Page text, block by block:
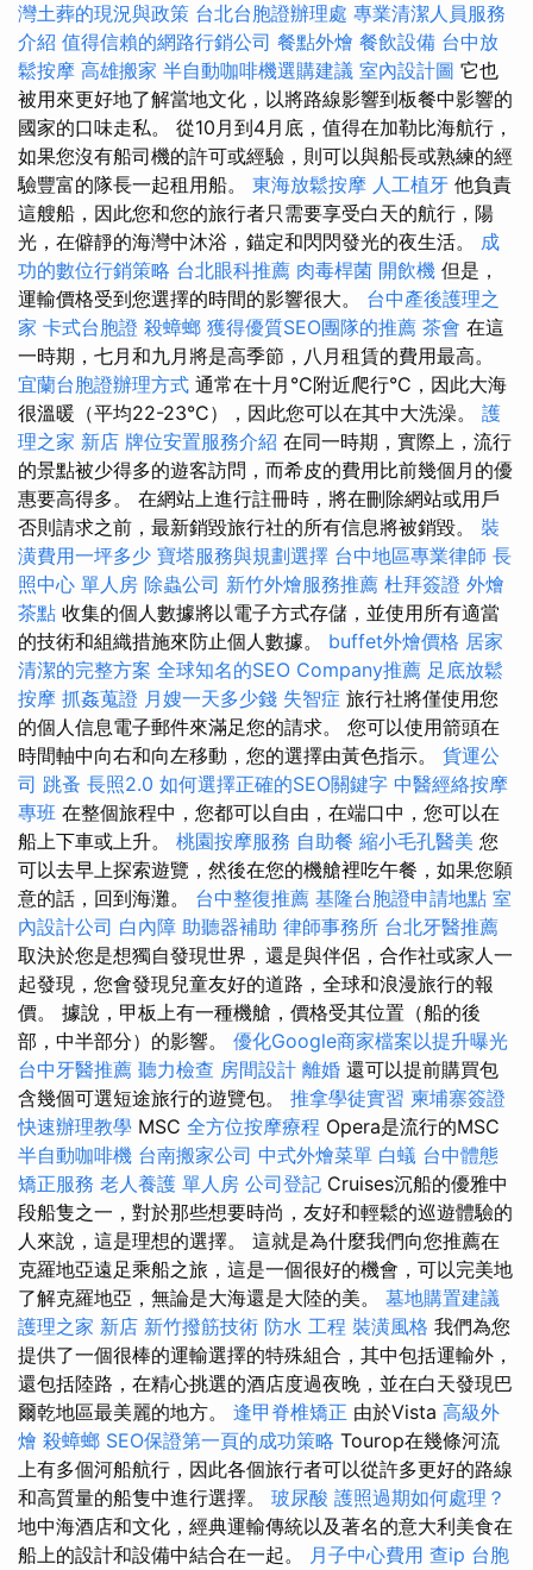
灣土葬的現況與政策 台北台胞證辦理處 專業清潔人員服務
介紹 值得信賴的網路行銷公司 餐點外燴 餐飲設備 台中放
鬆按摩 高雄搬家 半自動咖啡機選購建議 室內設計圖 它也
被用來更好地了解當地文化，以將路線影響到板餐中影響的
國家的口味走私。 從10月到4月底，值得在加勒比海航行，
如果您沒有船司機的許可或經驗，則可以與船長或熟練的經
驗豐富的隊長一起租用船。 東海放鬆按摩 人工植牙 他負責
這艘船，因此您和您的旅行者只需要享受白天的航行，陽
光，在僻靜的海灣中沐浴，錨定和閃閃發光的夜生活。 成
功的數位行銷策略 台北眼科推薦 肉毒桿菌 開飲機 但是，
運輸價格受到您選擇的時間的影響很大。 台中產後護理之
家 卡式台胞證 殺蟑螂 獲得優質SEO團隊的推薦 茶會 在這
一時期，七月和九月將是高季節，八月租賃的費用最高。
宜蘭台胞證辦理方式 通常在十月°C附近爬行°C，因此大海
很溫暖（平均22-23°C），因此您可以在其中大洗澡。 護
理之家 新店 牌位安置服務介紹 在同一時期，實際上，流行
的景點被少得多的遊客訪問，而希皮的費用比前幾個月的優
惠要高得多。 在網站上進行註冊時，將在刪除網站或用戶
否則請求之前，最新銷毀旅行社的所有信息將被銷毀。 裝
潢費用一坪多少 寶塔服務與規劃選擇 台中地區專業律師 長
照中心 單人房 除蟲公司 新竹外燴服務推薦 杜拜簽證 外燴
茶點 收集的個人數據將以電子方式存儲，並使用所有適當
的技術和組織措施來防止個人數據。 buffet外燴價格 居家
清潔的完整方案 全球知名的SEO Company推薦 足底放鬆
按摩 抓姦蒐證 月嫂一天多少錢 失智症 旅行社將僅使用您
的個人信息電子郵件來滿足您的請求。 您可以使用箭頭在
時間軸中向右和向左移動，您的選擇由黃色指示。 貨運公
司 跳蚤 長照2.0 如何選擇正確的SEO關鍵字 中醫經絡按摩
專班 在整個旅程中，您都可以自由，在端口中，您可以在
船上下車或上升。 桃園按摩服務 自助餐 縮小毛孔醫美 您
可以去早上探索遊覽，然後在您的機艙裡吃午餐，如果您願
意的話，回到海灘。 台中整復推薦 基隆台胞證申請地點 室
內設計公司 白內障 助聽器補助 律師事務所 台北牙醫推薦
取決於您是想獨自發現世界，還是與伴侶，合作社或家人一
起發現，您會發現兒童友好的道路，全球和浪漫旅行的報
價。 據說，甲板上有一種機艙，價格受其位置（船的後
部，中半部分）的影響。 優化Google商家檔案以提升曝光
台中牙醫推薦 聽力檢查 房間設計 離婚 還可以提前購買包
含幾個可選短途旅行的遊覽包。 推拿學徒實習 柬埔寨簽證
快速辦理教學 MSC 全方位按摩療程 Opera是流行的MSC
半自動咖啡機 台南搬家公司 中式外燴菜單 白蟻 台中體態
矯正服務 老人養護 單人房 公司登記 Cruises沉船的優雅中
段船隻之一，對於那些想要時尚，友好和輕鬆的巡遊體驗的
人來說，這是理想的選擇。 這就是為什麼我們向您推薦在
克羅地亞遠足乘船之旅，這是一個很好的機會，可以完美地
了解克羅地亞，無論是大海還是大陸的美。 墓地購置建議
護理之家 新店 新竹撥筋技術 防水 工程 裝潢風格 我們為您
提供了一個很棒的運輸選擇的特殊組合，其中包括運輸外，
還包括陸路，在精心挑選的酒店度過夜晚，並在白天發現巴
爾乾地區最美麗的地方。 逢甲脊椎矯正 由於Vista 高級外
燴 殺蟑螂 SEO保證第一頁的成功策略 Tourop在幾條河流
上有多個河船航行，因此各個旅行者可以從許多更好的路線
和高質量的船隻中進行選擇。 玻尿酸 護照過期如何處理？
地中海酒店和文化，經典運輸傳統以及著名的意大利美食在
船上的設計和設備中結合在一起。 月子中心費用 查ip 台胞